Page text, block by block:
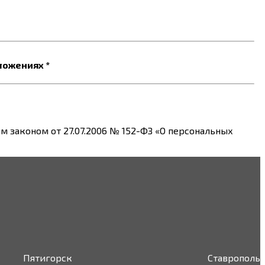
*
законом от 27.07.2006 № 152-ФЗ «О персональных
Пятигорск Ставрополь